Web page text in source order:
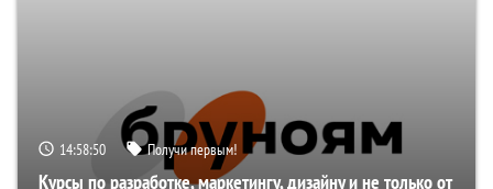
14:58:49 Получи первым!
Курсы по разработке, маркетингу, дизайну и не только от